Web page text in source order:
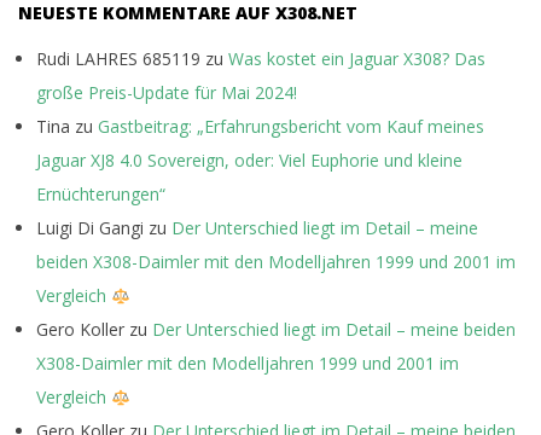
NEUESTE KOMMENTARE AUF X308.NET
Rudi LAHRES 685119 zu Was kostet ein Jaguar X308? Das
große Preis-Update für Mai 2024!
Tina zu Gastbeitrag: „Erfahrungsbericht vom Kauf meines
Jaguar XJ8 4.0 Sovereign, oder: Viel Euphorie und kleine
Ernüchterungen“
Luigi Di Gangi zu Der Unterschied liegt im Detail – meine
beiden X308-Daimler mit den Modelljahren 1999 und 2001 im
Vergleich
Gero Koller zu Der Unterschied liegt im Detail – meine beiden
X308-Daimler mit den Modelljahren 1999 und 2001 im
Vergleich